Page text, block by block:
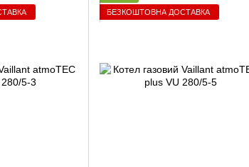
БЕЗКОШТОВНА ДОСТАВКА